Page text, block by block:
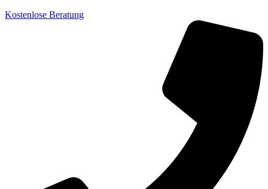
Kostenlose Beratung